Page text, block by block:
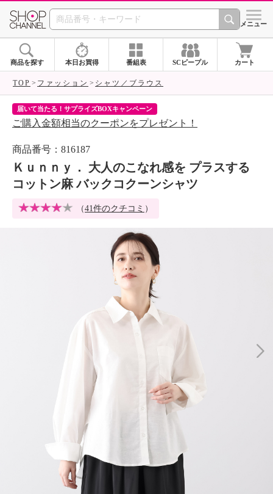
SHOP CHANNEL シメニュー
商品を探す 本日お買得 番組表 SCピープル カート
TOP ファッション シャツ／ブラウス
届いて当たる！サプライズBOXキャンペーン
ご購入金額相当のクーポンをプレゼント！
商品番号：816187
Ｋｕｎｎｙ． 大人のこなれ感を プラスする
コットン麻 バックコクーンシャツ
（41件のクチコミ ）